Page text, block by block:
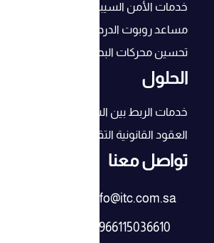
خدمات الأمن السيبراني
مساعد روبوت الدردشة بالذكاء الإصطناعي
تحسين محركات البحث (SEO) لنجاح أعمالك
الحلول
خدمات الربط بين الشركات
العقود القانونية التقنية
تواصل معنا
info@itc.com.sa
+966115036610